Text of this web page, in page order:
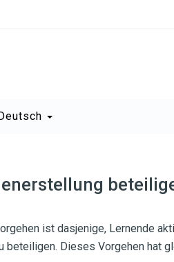
ist dasjenige, Lernende
Dieses Vorgehen hat